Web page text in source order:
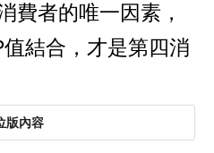
費者的唯一因素，
結合，才是第四消
版內容